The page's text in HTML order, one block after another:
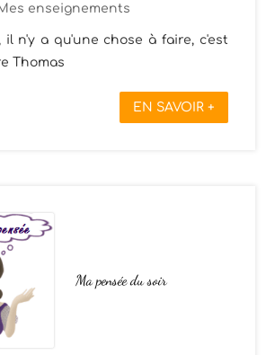
enseignements
il n'y a qu'une chose à faire, c'est
Thomas
EN SAVOIR +
Ma pensée du soir